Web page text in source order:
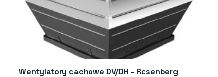
Wentylatory dachowe DV/DH – Rosenberg